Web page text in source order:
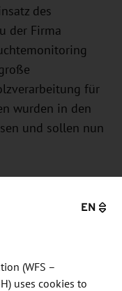
des
der Firma
für
wurden in den
und sollen nun
für die weitere
Kompetenz-
EN
(WFS –
uses cookies to